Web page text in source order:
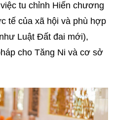
tu chỉnh Hiến chương
tế của xã hội và phù hợp
Luật Đất đai mới),
cho Tăng Ni và cơ sở